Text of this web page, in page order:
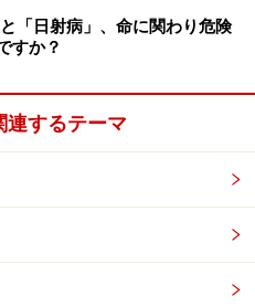
肩代わりしてくれます。働
るなら日本がいい、という
師の定説になっています
「日射病」、命に関わり危険
すか？
連するテーマ